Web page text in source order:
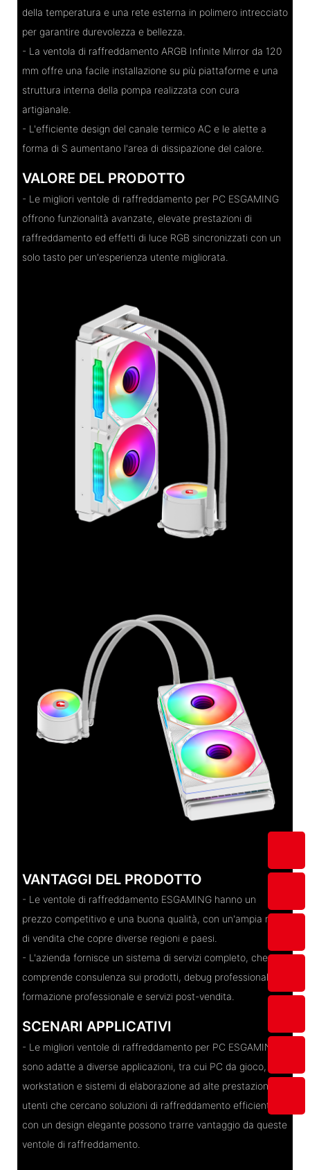
della temperatura e una rete esterna in polimero intrecciato
per garantire durevolezza e bellezza.
- La ventola di raffreddamento ARGB Infinite Mirror da 120
mm offre una facile installazione su più piattaforme e una
struttura interna della pompa realizzata con cura
artigianale.
- L'efficiente design del canale termico AC e le alette a
forma di S aumentano l'area di dissipazione del calore.
VALORE DEL PRODOTTO
- Le migliori ventole di raffreddamento per PC ESGAMING
offrono funzionalità avanzate, elevate prestazioni di
raffreddamento ed effetti di luce RGB sincronizzati con un
solo tasto per un'esperienza utente migliorata.
VANTAGGI DEL PRODOTTO
- Le ventole di raffreddamento ESGAMING hanno un
prezzo competitivo e una buona qualità, con un'ampia rete
di vendita che copre diverse regioni e paesi.
- L'azienda fornisce un sistema di servizi completo, che
comprende consulenza sui prodotti, debug professionale,
formazione professionale e servizi post-vendita.
SCENARI APPLICATIVI
- Le migliori ventole di raffreddamento per PC ESGAMING
sono adatte a diverse applicazioni, tra cui PC da gioco,
workstation e sistemi di elaborazione ad alte prestazioni. Gli
utenti che cercano soluzioni di raffreddamento efficienti
con un design elegante possono trarre vantaggio da queste
ventole di raffreddamento.